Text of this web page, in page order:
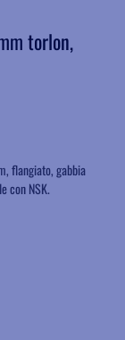
torlon,
flangiato, gabbia
con NSK.